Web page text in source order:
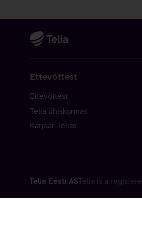
Ettevõttest
Ettevõttest
Telia ühiskonnas
Karjäär Telias
Telia Eesti ASTelia is a